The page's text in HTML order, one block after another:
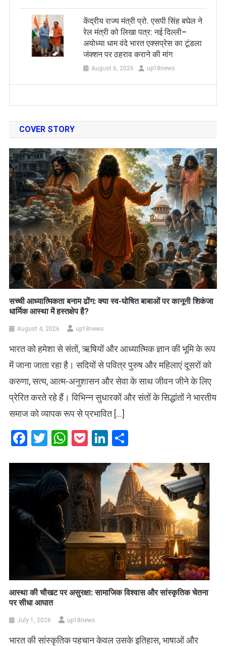
केंद्रीय राज्य मंत्री प्रो. एसपी सिंह बघेल ने
रेल मंत्री को लिखा पत्र: नई दिल्ली–
अयोध्या धाम वंदे भारत एक्सप्रेस का टूंडला
जंक्शन पर ठहराव कराने की मांग
August 6, 2026 up18news
COVER STORY
सच्ची आध्यात्मिकता बनाम ढोंग: क्या स्व-घोषित बाबाओं पर कानूनी शिकंजा
धार्मिक आस्था में हस्तक्षेप है?
August 4, 2026 up18news
भारत को हमेशा से संतों, ऋषियों और आध्यात्मिक ज्ञान की भूमि के रूप
में जाना जाता रहा है। सदियों से पवित्र पुरुष और महिलाएं दूसरों को
करुणा, सत्य, आत्म-अनुशासन और सेवा के साथ जीवन जीने के लिए
प्रेरित करते रहे हैं। विभिन्न सुधारकों और संतों के सिद्धांतों ने भारतीय
समाज को व्यापक रूप से प्रभावित […]
Facebook
Twitter
WhatsApp
PocketLinkedIn
आस्था की चौखट पर असुरक्षा: सामाजिक विश्वास और सांस्कृतिक चेतना
पर सीधा आघात
July 1, 2026 up18news
भारत की सांस्कृतिक पहचान केवल उसके इतिहास, भाषाओं और